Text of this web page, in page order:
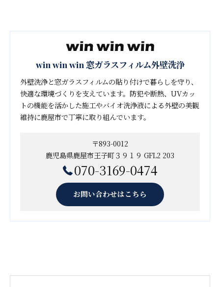
win win win 窓ガラスフィルム外壁洗浄
外壁洗浄と窓ガラスフィルムの貼り付けで暮らしを守り、
快適な環境づくりを支えています。防犯や断熱、UVカッ
トの機能を活かした施工やバイオ洗浄液による外壁の美観
維持に鹿屋市で丁寧に取り組んでいます。
〒893-0012
鹿児島県鹿屋市王子町３９１９ GFL2 203
070-3169-0474
お問い合わせはこちら